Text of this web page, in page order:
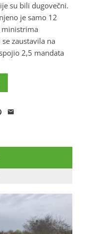
su bili dugovečni.
je samo 12
ministrima
zaustavila na
2,5 mandata